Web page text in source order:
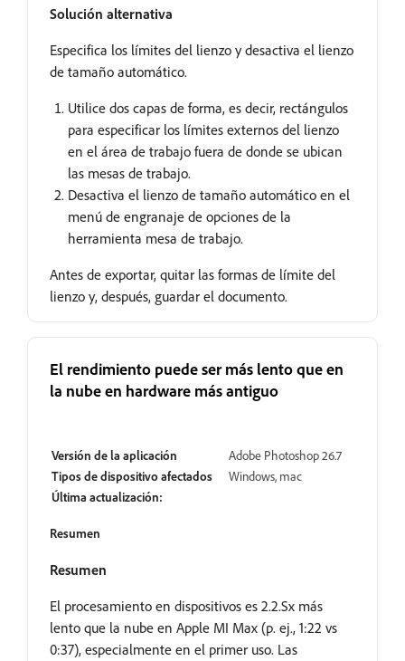
Solución alternativa
Especifica los límites del lienzo y desactiva el lienzo
de tamaño automático.
Utilice dos capas de forma, es decir, rectángulos
para especificar los límites externos del lienzo
en el área de trabajo fuera de donde se ubican
las mesas de trabajo.
Desactiva el lienzo de tamaño automático en el
menú de engranaje de opciones de la
herramienta mesa de trabajo.
Antes de exportar, quitar las formas de límite del
lienzo y, después, guardar el documento.
El rendimiento puede ser más lento que en
la nube en hardware más antiguo
Versión de la aplicación
Adobe Photoshop 26.7
Tipos de dispositivo afectados
Windows, mac
Última actualización:
Resumen
Resumen
El procesamiento en dispositivos es 2.2.Sx más
lento que la nube en Apple MI Max (p. ej., 1:22 vs
0:37), especialmente en el primer uso. Las